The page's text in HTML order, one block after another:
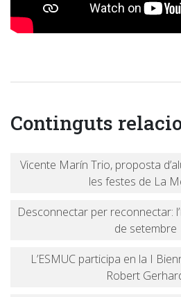
Continguts
Vicente Marín Trio, proposta
les festes de La
Desconnectar per reconnectar:
de setembre
L’ESMUC participa en la I
Robert